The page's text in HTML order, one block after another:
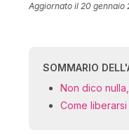
Aggiornato il 20 gennaio
SOMMARIO
Non dico
Come